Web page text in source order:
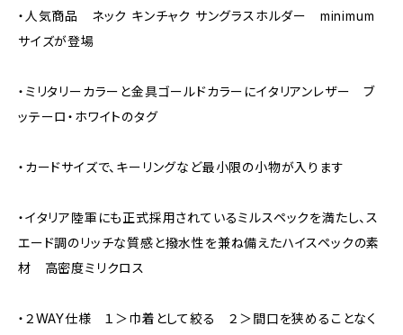
・人気商品 ネック キンチャク サングラスホルダー minimum
サイズが登場
・ミリタリーカラーと金具ゴールドカラーにイタリアンレザー ブ
ッテーロ・ホワイトのタグ
・カードサイズで、キーリングなど最小限の小物が入ります
・イタリア陸軍にも正式採用されているミルスペックを満たし、ス
エード調のリッチな質感と撥水性を兼ね備えたハイスペックの素
材 高密度ミリクロス
・２WAY仕様 １＞巾着として絞る ２＞間口を狭めることなく